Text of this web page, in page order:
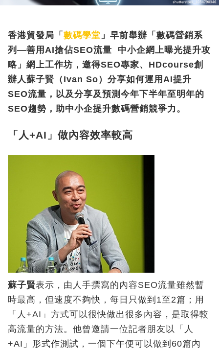
香港貿發局「 數碼學堂 」早前舉辦「數碼營銷系
列 —善用 AI搶佔SEO流量
中小企網上曝光提升攻
略」網上工作坊，邀得SEO專家、 HDcourse創
辦人蘇子賢（ Ivan So）分享如何運用 AI提升
SEO流量，以及分享及預測今年下半年至明年的
SEO趨勢，助中小企提升數碼營銷競爭力。
「人+AI」做內容效率較高
蘇子賢表示，由人手撰寫的內容SEO流量雖然暫
時最高，但速度不夠快，每日只做到1至2篇；用
「人+AI」方式可以很快做出很多內容，是取得較
高流量的方法。他曾邀請一位記者朋友以「人
+AI」形式作測試，一個下午便可以做到60篇內